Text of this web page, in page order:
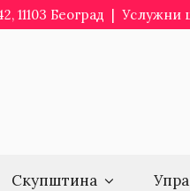
11103 Београд | Услужни
Скупштина